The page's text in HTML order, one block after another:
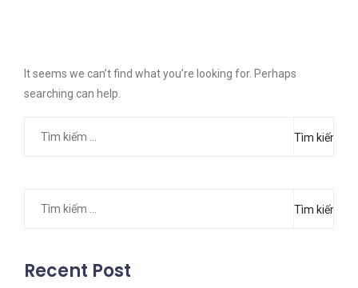
It seems we can’t find what you’re looking for. Perhaps
searching can help.
Tìm
Tìm
Recent Post